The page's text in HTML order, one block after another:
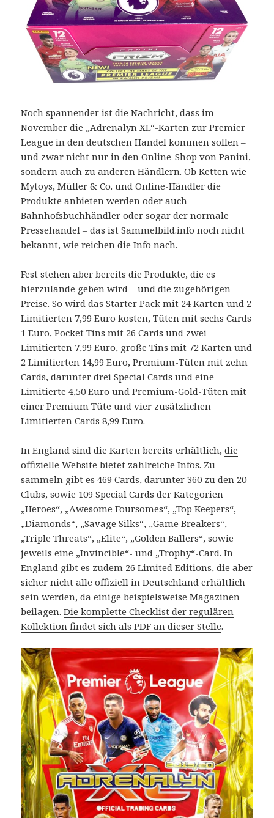
Noch spannender ist die Nachricht, dass im
November die „Adrenalyn XL“-Karten zur Premier
League in den deutschen Handel kommen sollen –
und zwar nicht nur in den Online-Shop von Panini,
sondern auch zu anderen Händlern. Ob Ketten wie
Mytoys, Müller & Co. und Online-Händler die
Produkte anbieten werden oder auch
Bahnhofsbuchhändler oder sogar der normale
Pressehandel – das ist Sammelbild.info noch nicht
bekannt, wie reichen die Info nach.
Fest stehen aber bereits die Produkte, die es
hierzulande geben wird – und die zugehörigen
Preise. So wird das Starter Pack mit 24 Karten und 2
Limitierten 7,99 Euro kosten, Tüten mit sechs Cards
1 Euro, Pocket Tins mit 26 Cards und zwei
Limitierten 7,99 Euro, große Tins mit 72 Karten und
2 Limitierten 14,99 Euro, Premium-Tüten mit zehn
Cards, darunter drei Special Cards und eine
Limitierte 4,50 Euro und Premium-Gold-Tüten mit
einer Premium Tüte und vier zusätzlichen
Limitierten Cards 8,99 Euro.
In England sind die Karten bereits erhältlich,die
offizielle Website bietet zahlreiche Infos. Zu
sammeln gibt es 469 Cards, darunter 360 zu den 20
Clubs, sowie 109 Special Cards der Kategorien
„Heroes“, „Awesome Foursomes“, „Top Keepers“,
„Diamonds“, „Savage Silks“, „Game Breakers“,
„Triple Threats“, „Elite“, „Golden Ballers“, sowie
jeweils eine „Invincible“- und „Trophy“-Card. In
England gibt es zudem 26 Limited Editions, die aber
sicher nicht alle offiziell in Deutschland erhältlich
sein werden, da einige beispielsweise Magazinen
beilagen.Die komplette Checklist der regulären
Kollektion findet sich als PDF an dieser Stelle.